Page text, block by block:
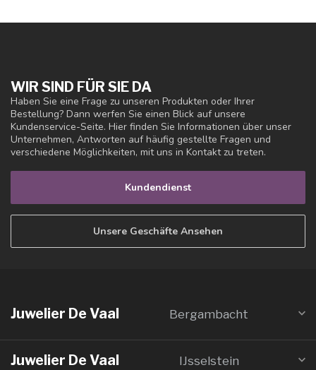
WIR SIND FÜR SIE DA
Haben Sie eine Frage zu unseren Produkten oder Ihrer
Bestellung? Dann werfen Sie einen Blick auf unsere
Kundenservice-Seite. Hier finden Sie Informationen über unser
Unternehmen, Antworten auf häufig gestellte Fragen und
verschiedene Möglichkeiten, mit uns in Kontakt zu treten.
Kundendienst
Unsere Geschäfte Ansehen
Juwelier De Vaal Bergambacht
Juwelier De Vaal IJsselstein